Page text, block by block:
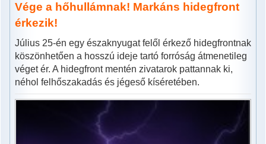
Vége a hőhullámnak! Markáns hidegfront
érkezik!
Július 25-én egy északnyugat felől érkező hidegfrontnak
köszönhetően a hosszú ideje tartó forróság átmenetileg
véget ér. A hidegfront mentén zivatarok pattannak ki,
néhol felhőszakadás és jégeső kíséretében.